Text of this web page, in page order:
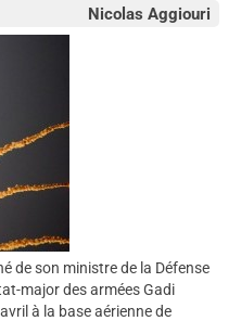
Nicolas Aggiouri
de son ministre de la Défense
major des armées Gadi
à la base aérienne de